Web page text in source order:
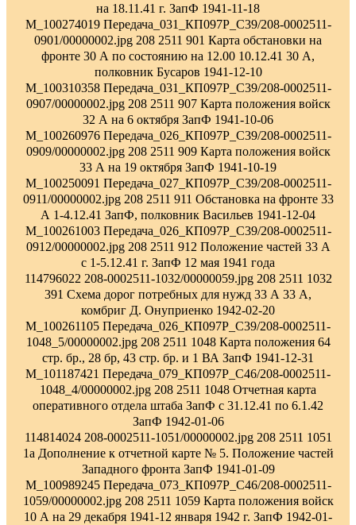
на 18.11.41 г. ЗапФ 1941-11-18
M_100274019 Передача_031_КП097Р_С39/208-0002511-
0901/00000002.jpg 208 2511 901 Карта обстановки на
фронте 30 А по состоянию на 12.00 10.12.41 30 А,
полковник Бусаров 1941-12-10
M_100310358 Передача_031_КП097Р_С39/208-0002511-
0907/00000002.jpg 208 2511 907 Карта положения войск
32 А на 6 октября ЗапФ 1941-10-06
M_100260976 Передача_026_КП097Р_С39/208-0002511-
0909/00000002.jpg 208 2511 909 Карта положения войск
33 А на 19 октября ЗапФ 1941-10-19
M_100250091 Передача_027_КП097Р_С39/208-0002511-
0911/00000002.jpg 208 2511 911 Обстановка на фронте 33
А 1-4.12.41 ЗапФ, полковник Васильев 1941-12-04
M_100261003 Передача_026_КП097Р_С39/208-0002511-
0912/00000002.jpg 208 2511 912 Положение частей 33 А
с 1-5.12.41 г. ЗапФ 12 мая 1941 года
114796022 208-0002511-1032/00000059.jpg 208 2511 1032
391 Схема дорог потребных для нужд 33 А 33 А,
комбриг Д. Онуприенко 1942-02-20
M_100261105 Передача_026_КП097Р_С39/208-0002511-
1048_5/00000002.jpg 208 2511 1048 Карта положения 64
стр. бр., 28 бр, 43 стр. бр. и 1 ВА ЗапФ 1941-12-31
M_101187421 Передача_079_КП097Р_С46/208-0002511-
1048_4/00000002.jpg 208 2511 1048 Отчетная карта
оперативного отдела штаба ЗапФ с 31.12.41 по 6.1.42
ЗапФ 1942-01-06
114814024 208-0002511-1051/00000002.jpg 208 2511 1051
1а Дополнение к отчетной карте № 5. Положение частей
Западного фронта ЗапФ 1941-01-09
M_100989245 Передача_073_КП097Р_С46/208-0002511-
1059/00000002.jpg 208 2511 1059 Карта положения войск
10 А на 29 декабря 1941-12 января 1942 г. ЗапФ 1942-01-